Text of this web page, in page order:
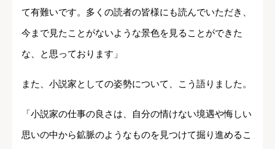
て有難いです。多くの読者の皆様にも読んでいただき、
今まで見たことがないような景色を見ることができた
な、と思っております」
また、小説家としての姿勢について、こう語りました。
「小説家の仕事の良さは、自分の情けない境遇や悔しい
思いの中から鉱脈のようなものを見つけて掘り進めるこ